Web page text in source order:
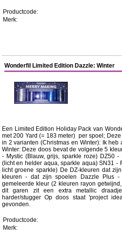
Productcode:
Merk:
Wonderfil Limited Edition Dazzle: Winter
Een Limited Edition Holiday Pack van
met 200 Yard (= 183 meter) per spoel;
in 2 varianten (Christmas en Winter): Ik
Winter: Deze doos bevat de volgende 5
- Mystic (Blauw, grijs, sparkle roze) DZ50
(licht en helder aqua, sparkle aqua) SN31 -
licht groene sparkle) De DZ-kleuren dat
kleuren - dat zijn spoelen Dazzle Plus
gemeleerde kleur (2 kleuren rayon
dit garen zit een extra metallic
harder/stugger Op doos staat 'project
gevonden.
Productcode:
Merk: